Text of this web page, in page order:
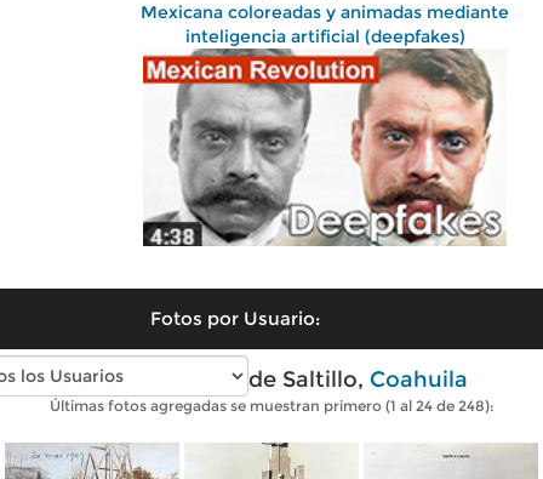
Mexicana coloreadas y animadas mediante
inteligencia artificial (deepfakes)
Fotos por Usuario:
Fotos antiguas de Saltillo, Coahuila
Últimas fotos agregadas se muestran primero (1 al 24 de 248):